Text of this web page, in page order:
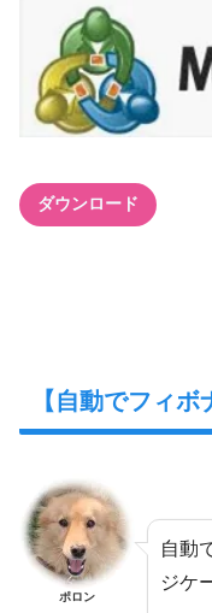
ダウンロード
【自動でフィボ
ポロン
自動
ジケ